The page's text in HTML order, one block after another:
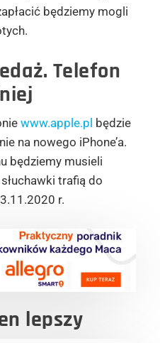
będziemy mogli
Telefon
www.apple.pl będzie
na nowego iPhone’a.
będziemy musieli
trafią do
r.
lepszy